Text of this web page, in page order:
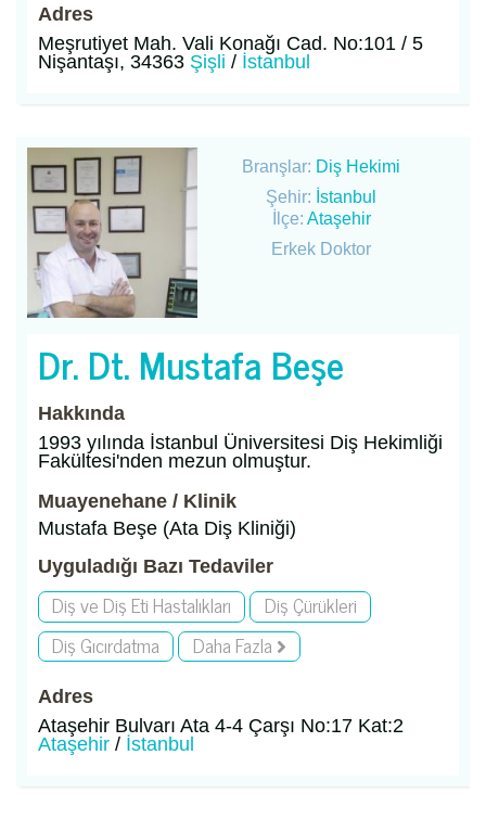
Adres
Meşrutiyet Mah. Vali Konağı Cad. No:101 / 5
Nişantaşı, 34363 Şişli / İstanbul
Branşlar: Diş Hekimi
Şehir: İstanbul
İlçe: Ataşehir
Erkek Doktor
Dr. Dt. Mustafa Beşe
Hakkında
1993 yılında İstanbul Üniversitesi Diş Hekimliği
Fakültesi'nden mezun olmuştur.
Muayenehane / Klinik
Mustafa Beşe (Ata Diş Kliniği)
Uyguladığı Bazı Tedaviler
Diş ve Diş Eti Hastalıkları
Diş Çürükleri
Diş Gıcırdatma
Daha Fazla
Adres
Ataşehir Bulvarı Ata 4-4 Çarşı No:17 Kat:2
Ataşehir / İstanbul